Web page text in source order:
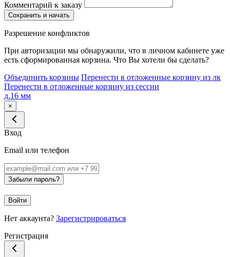
Комментарий к заказу
Сохранить и начать
Разрешение конфликтов
При авторизации мы обнаружили, что в личном кабинете уже
есть сформированная корзина. Что Вы хотели бы сделать?
Объединить корзины Перенести в отложенные корзину из лк
Перенести в отложенные корзину из сессии
д.16 мм
×
Вход
Email или телефон
Забыли пароль?
Войти
Нет аккаунта? Зарегистрироваться
Регистрация